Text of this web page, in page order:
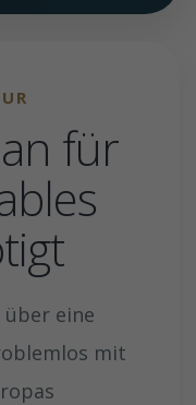
für
über eine
mit